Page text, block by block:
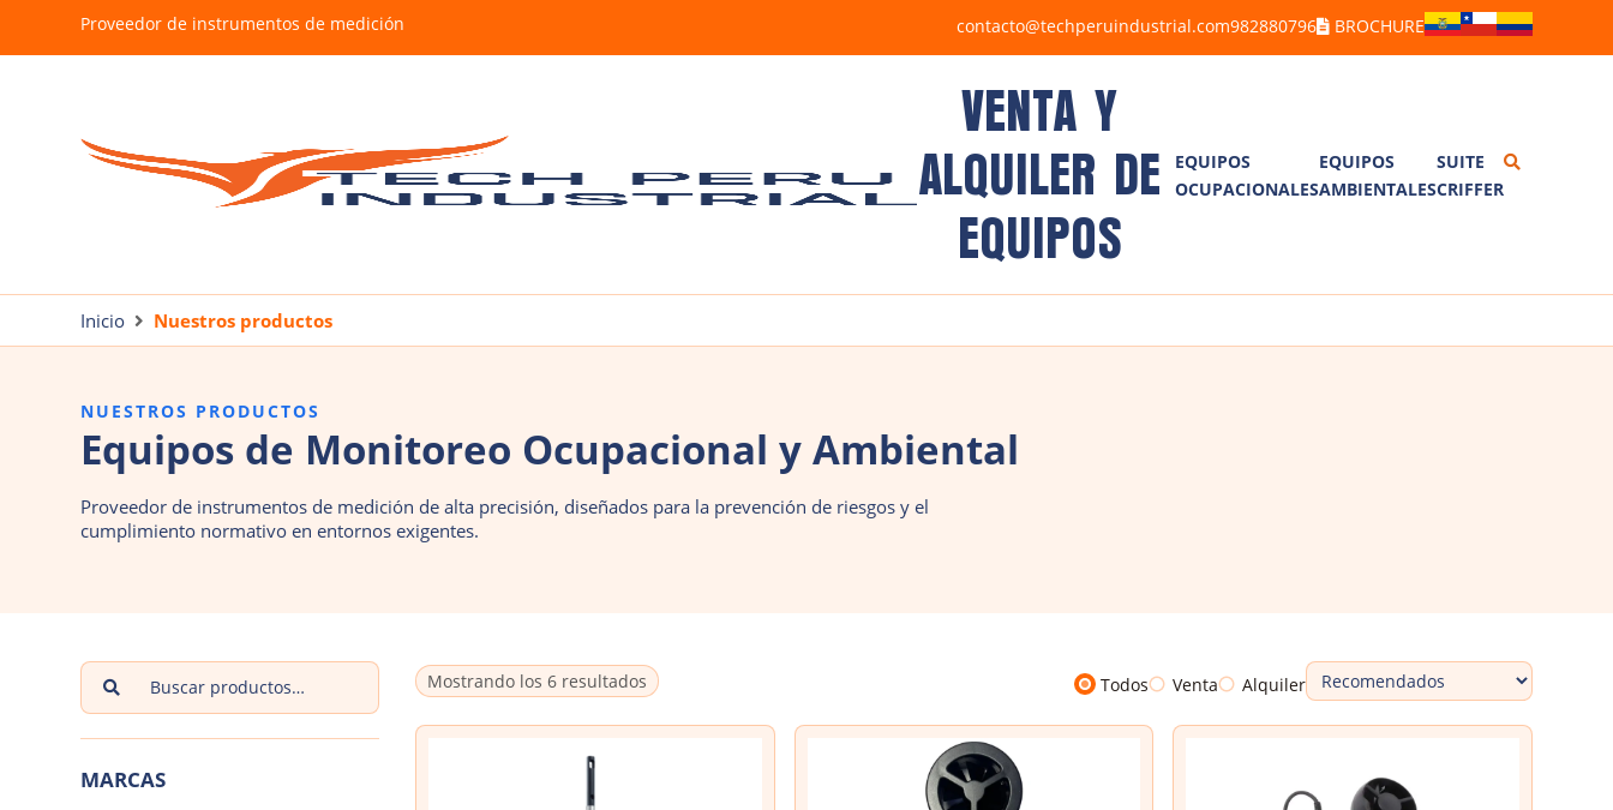
Proveedor de instrumentos de medición contacto@techperuindustrial.com982880796 BROCHURE
VENTA Y
ALQUILER DE
EQUIPOS
EQUIPOS
OCUPACIONALES
DETECTORES DE GASES
LUXÓMETROS
EQUIPOS
AMBIENTALES
TREN DE MUESTREO
ESTACIÓN METEOROLÓGICA
SUITE
CRIFFER
Inicio Nuestros productos
NUESTROS PRODUCTOS
Equipos de Monitoreo Ocupacional y Ambiental
Proveedor de instrumentos de medición de alta precisión, diseñados para la prevención de riesgos y el
cumplimiento normativo en entornos exigentes.
Buscar
por:
MARCAS
Mostrando los 6 resultados Todos Venta Alquiler